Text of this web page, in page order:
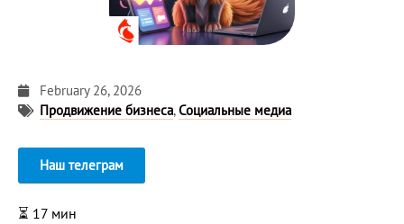
February 26, 2026
Продвижение бизнеса,Социальные медиа
Наш телеграм
⏳ 17 мин